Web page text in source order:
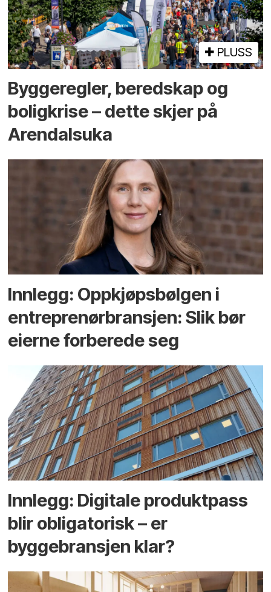
PLUSS
Bygge­regler, beredskap og
bolig­krise – dette skjer på
Arendals­uka
Innlegg: Oppkjøps­bølgen i
entreprenør­bransjen: Slik bør
eierne forberede seg
Innlegg: Digitale produktpass
blir obligatorisk – er
byggebransjen klar?